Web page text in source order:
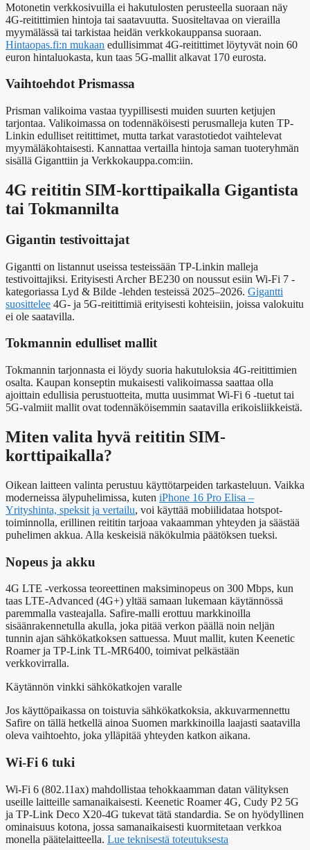
Motonetin verkkosivuilla ei hakutulosten perusteella suoraan näy
4G-reitittimien hintoja tai saatavuutta. Suositeltavaa on vierailla
myymälässä tai tarkistaa heidän verkkokauppansa suoraan.
Hintaopas.fi:n mukaan edullisimmat 4G-reitittimet löytyvät noin 60
euron hintaluokasta, kun taas 5G-mallit alkavat 170 eurosta.
Vaihtoehdot Prismassa
Prisman valikoima vastaa tyypillisesti muiden suurten ketjujen
tarjontaa. Valikoimassa on todennäköisesti perusmalleja kuten TP-
Linkin edulliset reitittimet, mutta tarkat varastotiedot vaihtelevat
myymäläkohtaisesti. Kannattaa vertailla hintoja saman tuoteryhmän
sisällä Giganttiin ja Verkkokauppa.com:iin.
4G reititin SIM-korttipaikalla Gigantista
tai Tokmannilta
Gigantin testivoittajat
Gigantti on listannut useissa testeissään TP-Linkin malleja
testivoittajiksi. Erityisesti Archer BE230 on noussut esiin Wi-Fi 7 -
kategoriassa Lyd & Bilde -lehden testeissä 2025–2026. Gigantti
suosittelee 4G- ja 5G-reitittimiä erityisesti kohteisiin, joissa valokuitu
ei ole saatavilla.
Tokmannin edulliset mallit
Tokmannin tarjonnasta ei löydy suoria hakutuloksia 4G-reitittimien
osalta. Kaupan konseptin mukaisesti valikoimassa saattaa olla
ajoittain edullisia perustuotteita, mutta uusimmat Wi-Fi 6 -tuetut tai
5G-valmiit mallit ovat todennäköisemmin saatavilla erikoisliikkeistä.
Miten valita hyvä reititin SIM-
korttipaikalla?
Oikean laitteen valinta perustuu käyttötarpeiden tarkasteluun. Vaikka
moderneissa älypuhelimissa, kuten iPhone 16 Pro Elisa –
Yrityshinta, speksit ja vertailu, voi käyttää mobiilidataa hotspot-
toiminnolla, erillinen reititin tarjoaa vakaamman yhteyden ja säästää
puhelimen akkua. Alla keskeisiä näkökulmia päätöksen tueksi.
Nopeus ja akku
4G LTE -verkossa teoreettinen maksiminopeus on 300 Mbps, kun
taas LTE-Advanced (4G+) yltää samaan lukemaan käytännössä
paremmalla vasteajalla. Safire-malli erottuu markkinoilla
sisäänrakennetulla akulla, joka pitää verkon päällä noin neljän
tunnin ajan sähkökatkoksen sattuessa. Muut mallit, kuten Keenetic
Roamer ja TP-Link TL-MR6400, toimivat pelkästään
verkkovirralla.
Käytännön vinkki sähkökatkojen varalle
Jos käyttöpaikassa on toistuvia sähkökatkoksia, akkuvarmennettu
Safire on tällä hetkellä ainoa Suomen markkinoilla laajasti saatavilla
oleva vaihtoehto, joka ylläpitää yhteyden katkon aikana.
Wi-Fi 6 tuki
Wi-Fi 6 (802.11ax) mahdollistaa tehokkaamman datan välityksen
useille laitteille samanaikaisesti. Keenetic Roamer 4G, Cudy P2 5G
ja TP-Link Deco X20-4G tukevat tätä standardia. Se on hyödyllinen
ominaisuus kotona, jossa samanaikaisesti kuormitetaan verkkoa
monella päätelaitteella. Lue teknisestä toteutuksesta